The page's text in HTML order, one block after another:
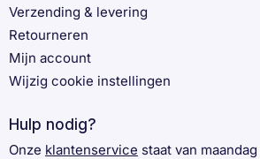
Verzending & levering
Retourneren
Mijn account
Wijzig cookie instellingen
Hulp nodig?
Onze klantenservice staat van